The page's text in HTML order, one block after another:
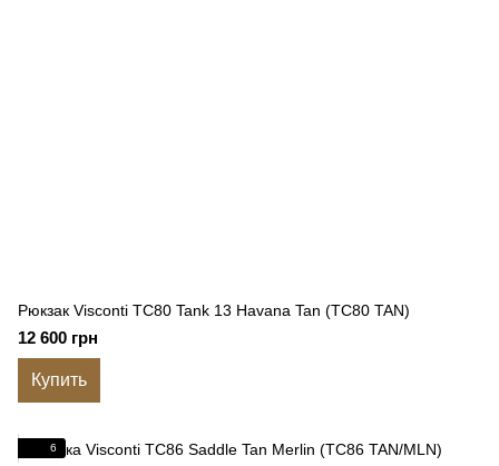
Рюкзак Visconti TC80 Tank 13 Havana Tan (TC80 TAN)
12 600 грн
Купить
6